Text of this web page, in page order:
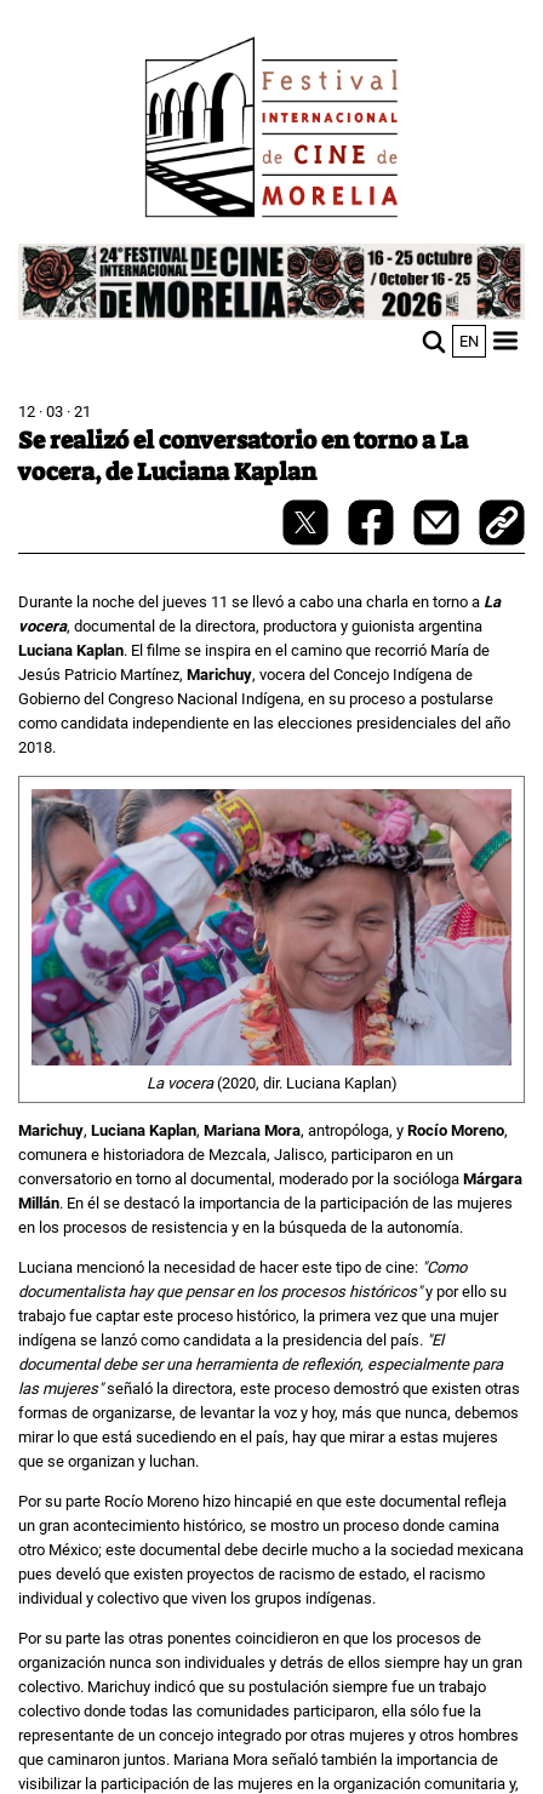
Image
EN
12 · 03 · 21
Se realizó el conversatorio en torno a La
vocera, de Luciana Kaplan
Durante la noche del jueves 11 se llevó a cabo una charla en torno a La
vocera, documental de la directora, productora y guionista argentina
Luciana Kaplan. El filme se inspira en el camino que recorrió María de
Jesús Patricio Martínez, Marichuy, vocera del Concejo Indígena de
Gobierno del Congreso Nacional Indígena, en su proceso a postularse
como candidata independiente en las elecciones presidenciales del año
2018.
La vocera(2020, dir. Luciana Kaplan)
Marichuy, Luciana Kaplan, Mariana Mora, antropóloga, y Rocío Moreno,
comunera e historiadora de Mezcala, Jalisco, participaron en un
conversatorio en torno al documental, moderado por la socióloga Márgara
Millán. En él se destacó la importancia de la participación de las mujeres
en los procesos de resistencia y en la búsqueda de la autonomía.
Luciana mencionó la necesidad de hacer este tipo de cine: "Como
documentalista hay que pensar en los procesos históricos"y por ello su
trabajo fue captar este proceso histórico, la primera vez que una mujer
indígena se lanzó como candidata a la presidencia del país. "El
documental debe ser una herramienta de reflexión, especialmente para
las mujeres"señaló la directora, este proceso demostró que existen otras
formas de organizarse, de levantar la voz y hoy, más que nunca, debemos
mirar lo que está sucediendo en el país, hay que mirar a estas mujeres
que se organizan y luchan.
Por su parte Rocío Moreno hizo hincapié en que este documental refleja
un gran acontecimiento histórico, se mostro un proceso donde camina
otro México; este documental debe decirle mucho a la sociedad mexicana
pues develó que existen proyectos de racismo de estado, el racismo
individual y colectivo que viven los grupos indígenas.
Por su parte las otras ponentes coincidieron en que los procesos de
organización nunca son individuales y detrás de ellos siempre hay un gran
colectivo. Marichuy indicó que su postulación siempre fue un trabajo
colectivo donde todas las comunidades participaron, ella sólo fue la
representante de un concejo integrado por otras mujeres y otros hombres
que caminaron juntos. Mariana Mora señaló también la importancia de
visibilizar la participación de las mujeres en la organización comunitaria y,